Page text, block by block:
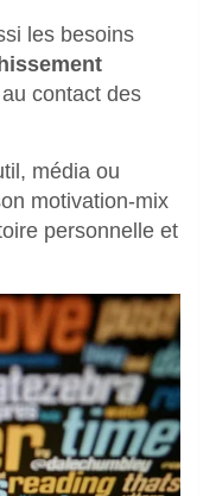
les besoins
au contact des
média ou
motivation-mix
personnelle et